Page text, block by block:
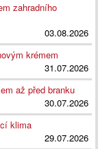
zahradního
03.08.2026
krémem
31.07.2026
až před branku
30.07.2026
klima
29.07.2026